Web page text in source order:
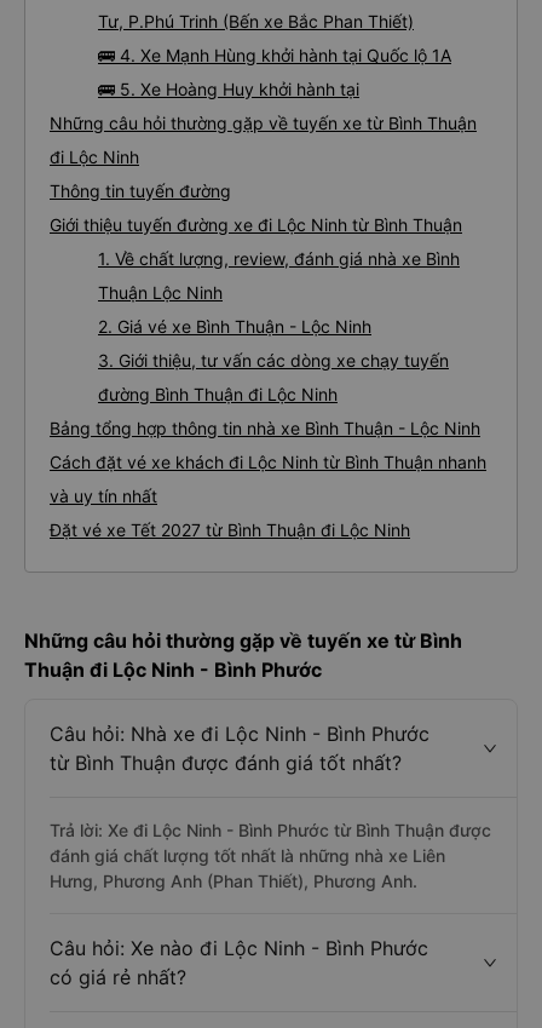
Tư, P.Phú Trinh (Bến xe Bắc Phan Thiết)
🚌 4. Xe Mạnh Hùng khởi hành tại Quốc lộ 1A
🚌 5. Xe Hoàng Huy khởi hành tại
Những câu hỏi thường gặp về tuyến xe từ Bình Thuận
đi Lộc Ninh
Thông tin tuyến đường
Giới thiệu tuyến đường xe đi Lộc Ninh từ Bình Thuận
1. Về chất lượng, review, đánh giá nhà xe Bình
Thuận Lộc Ninh
2. Giá vé xe Bình Thuận - Lộc Ninh
3. Giới thiệu, tư vấn các dòng xe chạy tuyến
đường Bình Thuận đi Lộc Ninh
Bảng tổng hợp thông tin nhà xe Bình Thuận - Lộc Ninh
Cách đặt vé xe khách đi Lộc Ninh từ Bình Thuận nhanh
và uy tín nhất
Đặt vé xe Tết 2027 từ Bình Thuận đi Lộc Ninh
Những câu hỏi thường gặp về tuyến xe từ Bình
Thuận đi Lộc Ninh - Bình Phước
Câu hỏi: Nhà xe đi Lộc Ninh - Bình Phước
từ Bình Thuận được đánh giá tốt nhất?
Trả lời: Xe đi Lộc Ninh - Bình Phước từ Bình Thuận được
đánh giá chất lượng tốt nhất là những nhà xe Liên
Hưng, Phương Anh (Phan Thiết), Phương Anh.
Câu hỏi: Xe nào đi Lộc Ninh - Bình Phước
có giá rẻ nhất?